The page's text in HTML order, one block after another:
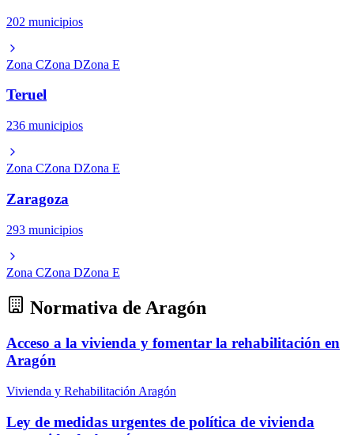
202 municipios
Zona CZona DZona E
Teruel
236 municipios
Zona CZona DZona E
Zaragoza
293 municipios
Zona CZona DZona E
Normativa de Aragón
Acceso a la vivienda y fomentar la rehabilitación en
Aragón
Vivienda y Rehabilitación Aragón
Ley de medidas urgentes de política de vivienda